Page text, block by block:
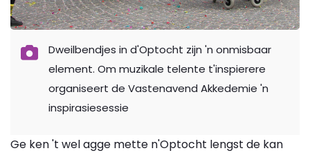
Dweilbendjes in d'Optocht zijn 'n onmisbaar
element. Om muzikale telente t'inspierere
organiseert de Vastenavend Akkedemie 'n
inspirasiesessie
Ge ken 't wel agge mette n'Optocht lengst de kan